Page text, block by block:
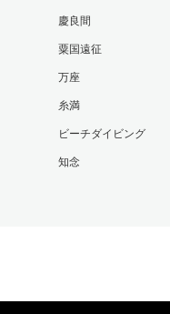
慶良間
粟国遠征
万座
糸満
ビーチダイビング
知念